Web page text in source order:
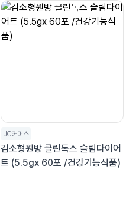
JC커머스
김소형원방 클린톡스 슬림다이어
트 (5.5gx 60포 /건강기능식품)